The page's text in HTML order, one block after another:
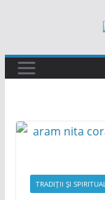
conținut
TRADIȚII ȘI